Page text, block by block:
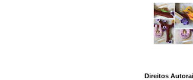
Direitos